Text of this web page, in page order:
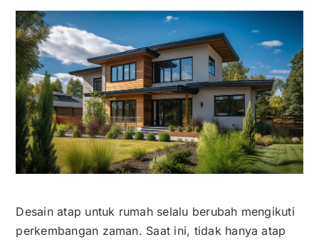
Profile
Projects
Articles
Contact
Desain atap untuk rumah selalu berubah mengikuti
perkembangan zaman. Saat ini, tidak hanya atap